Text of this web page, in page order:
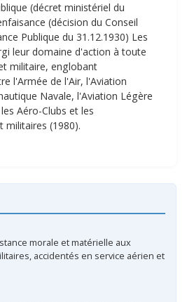
(décret ministériel du
(décision du Conseil
Publique du 31.12.1930) Les
leur domaine d'action à toute
militaire, englobant
l'Armée de l'Air, l'Aviation
Navale, l'Aviation Légère
Aéro-Clubs et les
militaires (1980).
morale et matérielle aux
accidentés en service aérien et